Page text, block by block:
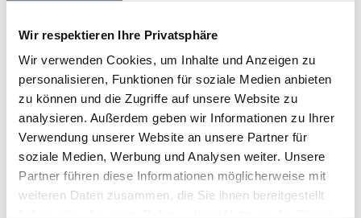
Wir respektieren Ihre Privatsphäre
Wir verwenden Cookies, um Inhalte und Anzeigen zu
personalisieren, Funktionen für soziale Medien anbieten
zu können und die Zugriffe auf unsere Website zu
analysieren. Außerdem geben wir Informationen zu Ihrer
Verwendung unserer Website an unsere Partner für
soziale Medien, Werbung und Analysen weiter. Unsere
Partner führen diese Informationen möglicherweise mit
weiteren Daten zusammen, die Sie ihnen bereitgestellt
SCHREIBE EINEN KOMMENTAR
Felder sind mit* markiert
Kommentar *